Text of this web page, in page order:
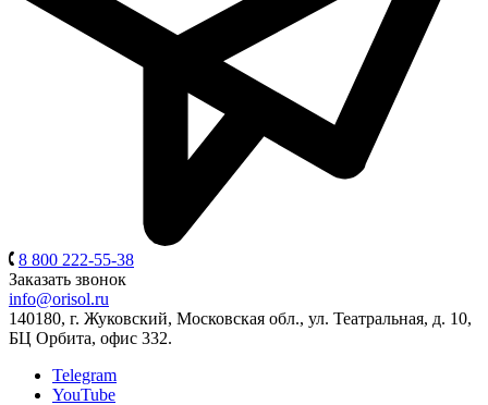
8 800 222-55-38
Заказать звонок
info@orisol.ru
140180, г. Жуковский, Московская обл., ул. Театральная, д. 10,
БЦ Орбита, офис 332.
Telegram
YouTube